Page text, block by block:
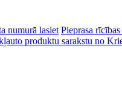
numurā lasiet Pieprasa
produktu sarakstu no